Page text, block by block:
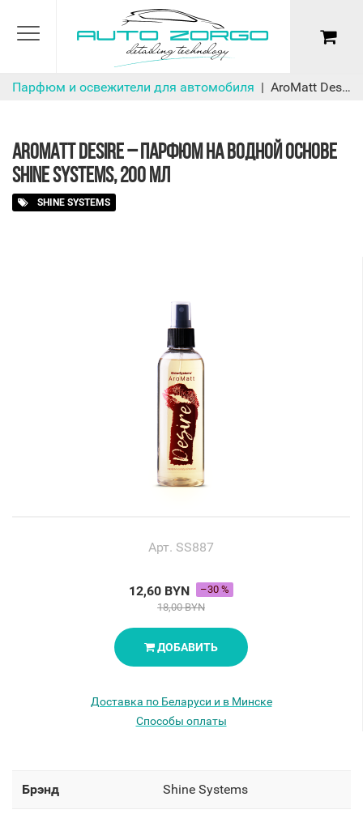
Парфюм и освежители для автомобиля AroMatt Desire – парфюм на водной основе Shine Systems, 200 мл
AROMATT DESIRE – ПАРФЮМ НА ВОДНОЙ ОСНОВЕ
SHINE SYSTEMS, 200 МЛ
SHINE SYSTEMS
Арт. SS887
12,60 BYN
–30 %
18,00 BYN
ДОБАВИТЬ
Доставка по Беларуси и в Минске
Способы оплаты
Брэнд Shine Systems